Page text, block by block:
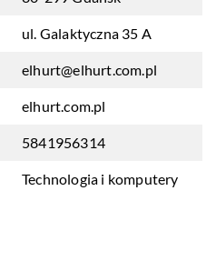
ul. Galaktyczna 35 A
elhurt@elhurt.com.pl
elhurt.com.pl
5841956314
Technologia i komputery